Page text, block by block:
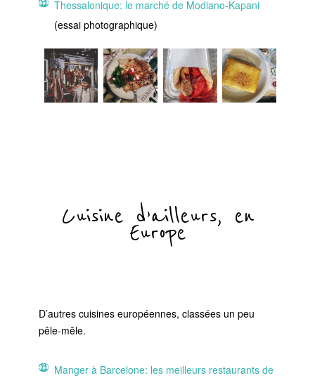
Thessalonique: le marché de Modiano-Kapani
(essai photographique)
Cuisine d’ailleurs, en
Europe
D’autres cuisines européennes, classées un peu
pêle-mêle.
Manger à Barcelone: les meilleurs restaurants de